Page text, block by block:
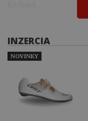
INZERCIA
NOVINKY